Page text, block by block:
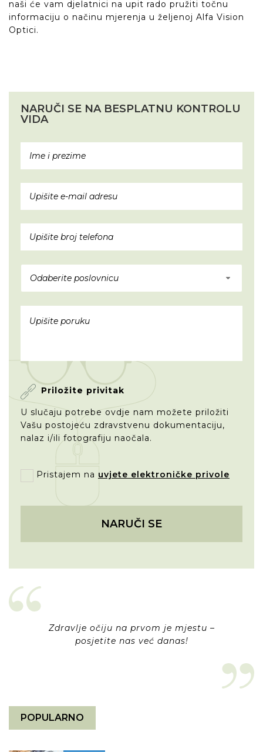
naši će vam djelatnici na upit rado pružiti točnu
informaciju o načinu mjerenja u željenoj Alfa Vision
Optici.
NARUČI SE NA BESPLATNU KONTROLU
VIDA
Odaberite poslovnicu
Priložite privitak
U slučaju potrebe ovdje nam možete priložiti
Vašu postojeću zdravstvenu dokumentaciju,
nalaz i/ili fotografiju naočala.
Pristajem na uvjete elektroničke privole
NARUČI SE
Zdravlje očiju na prvom je mjestu –
posjetite nas već danas!
POPULARNO